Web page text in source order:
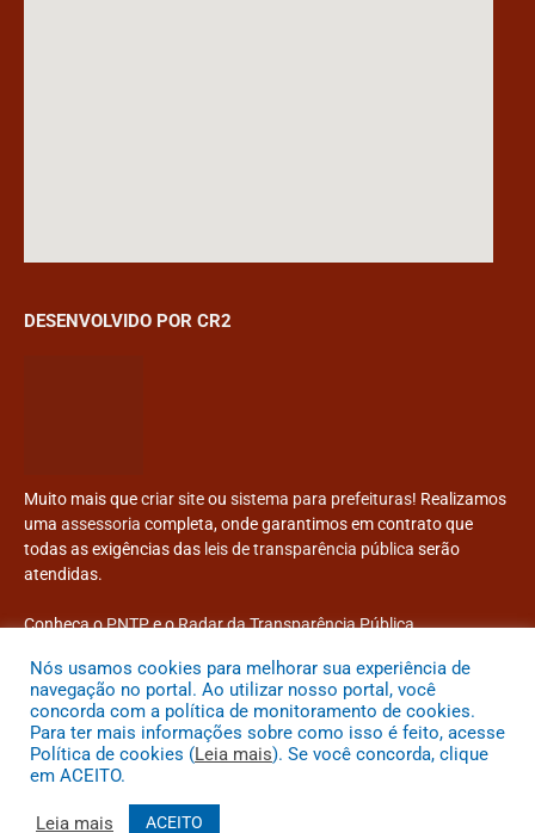
DESENVOLVIDO POR CR2
Muito mais quecriar siteou sistema para prefeituras! Realizamos
uma assessoria completa, onde garantimos em contrato que
todas as exigências das leis de transparência pública serão
atendidas.
Conheça oPNTPe oRadar da Transparência Pública
Todos os direitos reservados a Prefeitura Municipal de Congonhinhas
Acessar Área Administrativa
Nós usamos cookies para melhorar sua experiência de
navegação no portal. Ao utilizar nosso portal, você
concorda com a política de monitoramento de cookies.
Para ter mais informações sobre como isso é feito, acesse
Política de cookies (Leia mais). Se você concorda, clique
em ACEITO.
Leia mais ACEITO